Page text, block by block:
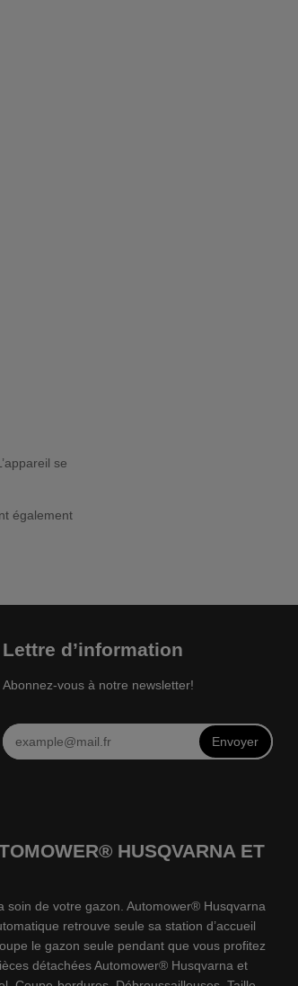
se
également
Lettre d’information
Abonnez-vous à notre newsletter!
Envoyer
HUSQVARNA ET
de votre gazon. Automower® Husqvarna
retrouve seule sa station d’accueil
le gazon seule pendant que vous profitez
détachées Automower® Husqvarna et